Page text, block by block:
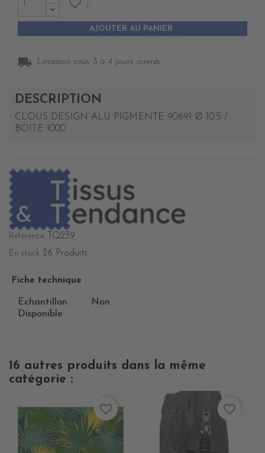
AJOUTER AU PANIER
favorite_border
local_shipping Livraison sous 3 à 4 jours ouvrés.
DESCRIPTION
CLOUS DESIGN ALU PIGMENTE 90691 Ø 10.5 /
BOITE 1000
Référence TQ239
En stock 26 Produits
Fiche technique
Echantillon
Disponible
Non
16 autres produits dans la même
catégorie :
favorite_border favorite_border